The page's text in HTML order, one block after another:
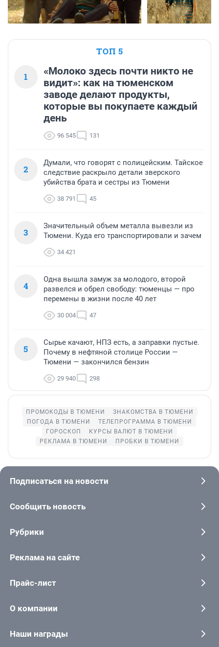
ТОП 5
1
«Молоко здесь почти никто не
видит»: как на тюменском
заводе делают продукты,
которые вы покупаете каждый
день
96 545 131
2
Думали, что говорят с полицейским. Тайское
следствие раскрыло детали зверского
убийства брата и сестры из Тюмени
38 791 45
3
Значительный объем металла вывезли из
Тюмени. Куда его транспортировали и зачем
34 421
4
Одна вышла замуж за молодого, второй
развелся и обрел свободу: тюменцы — про
перемены в жизни после 40 лет
30 004 47
5
Сырье качают, НПЗ есть, а заправки пустые.
Почему в нефтяной столице России —
Тюмени — закончился бензин
29 940 298
ПРОМОКОДЫ В ТЮМЕНИ
ЗНАКОМСТВА В ТЮМЕНИ
ПОГОДА В ТЮМЕНИ
ТЕЛЕПРОГРАММА В ТЮМЕНИ
ГОРОСКОП
КУРСЫ ВАЛЮТ В ТЮМЕНИ
РЕКЛАМА В ТЮМЕНИ
ПРОБКИ В ТЮМЕНИ
Подписаться на новости
Сообщить новость
Рубрики
Реклама на сайте
Прайс-лист
О компании
Наши награды